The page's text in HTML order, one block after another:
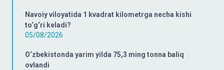
Navoiy viloyatida 1 kvadrat kilometrga necha kishi
to‘g‘ri keladi?
05/08/2026
O‘zbekistonda yarim yilda 75,3 ming tonna baliq
ovlandi